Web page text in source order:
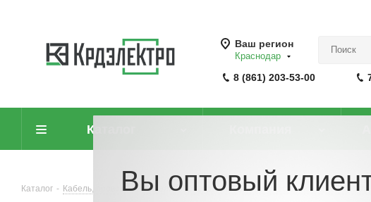
Ваш регион
Краснодар
8 (861) 203-53-00
Каталог
Каталог - Кабель, провод - Кабели и провода силовые для нестационарной
Вы оптовый